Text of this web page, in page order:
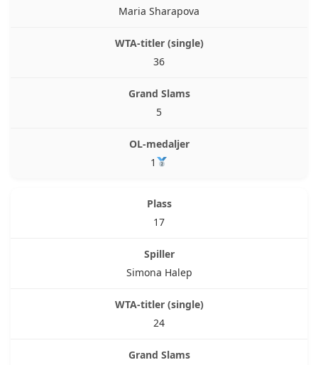
Maria Sharapova
36
5
1
17
Simona Halep
24